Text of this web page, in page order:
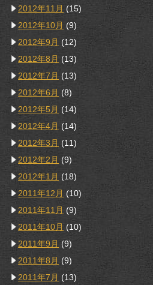
2012年11月 (15)
2012年10月 (9)
2012年9月 (12)
2012年8月 (13)
2012年7月 (13)
2012年6月 (8)
2012年5月 (14)
2012年4月 (14)
2012年3月 (11)
2012年2月 (9)
2012年1月 (18)
2011年12月 (10)
2011年11月 (9)
2011年10月 (10)
2011年9月 (9)
2011年8月 (9)
2011年7月 (13)